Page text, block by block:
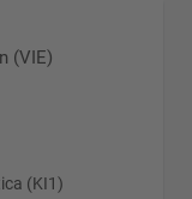
(VIE)
(KI1)